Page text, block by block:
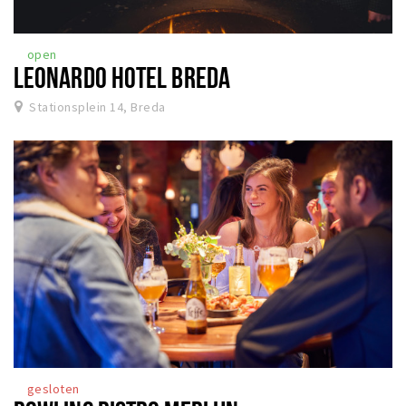
open
LEONARDO HOTEL BREDA
Stationsplein 14, Breda
gesloten